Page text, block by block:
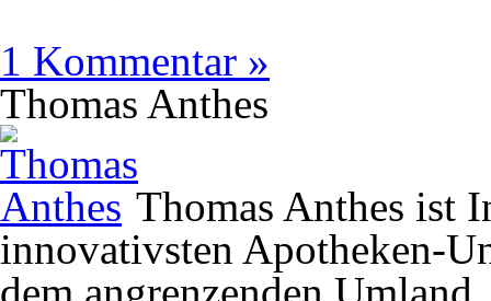
1 Kommentar »
Thomas Anthes
Thomas Anthes ist
innovativsten Apotheken-